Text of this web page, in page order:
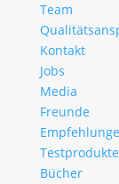
Team
Kontakt
Jobs
Media
Freunde
Testprodukte
Bücher